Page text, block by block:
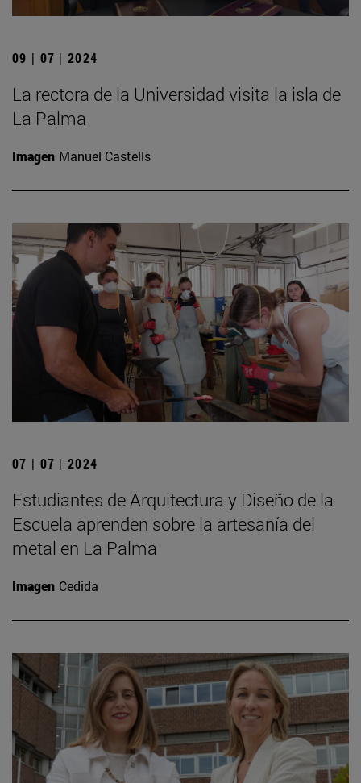
09 | 07 | 2024
La rectora de la Universidad visita la isla de
La Palma
Imagen Manuel Castells
07 | 07 | 2024
Estudiantes de Arquitectura y Diseño de la
Escuela aprenden sobre la artesanía del
metal en La Palma
Imagen Cedida